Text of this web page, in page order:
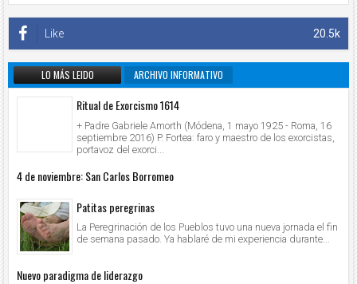
20.5k
Like
LO MÁS LEIDO ARCHIVO INFORMATIVO
Ritual de Exorcismo 1614
+ Padre Gabriele Amorth (Módena, 1 mayo 1925 - Roma, 16
septiembre 2016) P. Fortea: faro y maestro de los exorcistas,
portavoz del exorci...
4 de noviembre: San Carlos Borromeo
Patitas peregrinas
La Peregrinación de los Pueblos tuvo una nueva jornada el fin
de semana pasado. Ya hablaré de mi experiencia durante...
Nuevo paradigma de liderazgo